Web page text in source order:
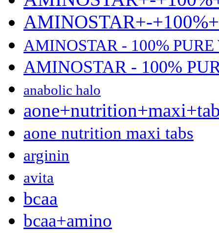
AMINOSTAR+-
AMINOSTAR - 100%
AMINOSTAR - 100%
anabolic halo
aone nutrition maxi tabs
arginin
avita
bcaa
bcaa+amino